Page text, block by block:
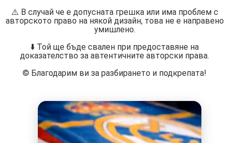
⚠️ В случай че е допусната грешка или има проблем с
авторското право на някой дизайн, това не е направено
умишлено.
⬇️ Той ще бъде свален при предоставяне на
доказателство за автентичните авторски права.
©️ Благодарим ви за разбирането и подкрепата!